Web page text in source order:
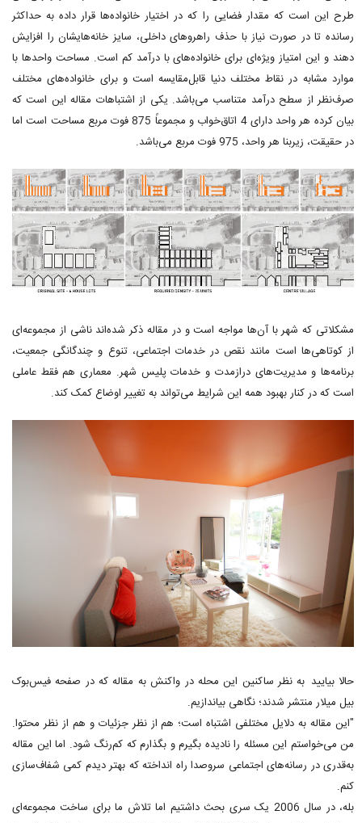
طرح این است که مقدار فضایی را که در اختیار خانواده‌ها قرار داده به حداکثر
رسانده تا در صورت نیاز با حذف راهروهای داخلی، سایز خانه‌هایشان را افزایش
دهند و این امتیاز ویژه‌ای برای خانواده‌های با درآمد کم است. مساحت واحدها با
موارد مشابه در نقاط مختلف دنیا قابل‌مقایسه است و برای خانواده‌های مختلف
صرف‌نظر از سطح درآمد متناسب می‌باشد. یکی از اشتباهات مقاله این است که
بیان کرده هر واحد دارای 4 اتاق‌خواب و مجموعاً 875 فوت مربع مساحت است اما
در حقیقت، زیربنا هر واحد، 975 فوت مربع می‌باشد.
مشکلاتی که شهر با آن‌ها مواجه است و در مقاله ذکر شده‌اند ناشی از مجموعه‌ای
از کوتاهی‌ها است مانند نقص در خدمات اجتماعی، تنوع و چندگانگی جمعیت،
برنامه‌ها و مدیریت‌های درازمدت و خدمات پلیس شهر. معماری هم فقط عاملی
است که در کنار بهبود همه این شرایط می‌تواند به تغییر اوضاع کمک کند.
حالا بیایید به نظر ساکنین این محله در واکنش به مقاله که در صفحه فیس‌بوک
بیل میلار منتشر شدند؛ نگاهی بیاندازیم.
"این مقاله به دلایل مختلفی اشتباه است؛ هم از نظر جزئیات و هم از نظر محتوا.
من می‌خواستم این مسئله را نادیده بگیرم و بگذارم که کم‌رنگ شود. اما این مقاله
به‌قدری در رسانه‌های اجتماعی سروصدا راه انداخته که بهتر دیدم کمی شفاف‌سازی
کنم.
بله، در سال 2006 یک سری بحث داشتیم اما تلاش ما برای ساخت مجموعه‌ای